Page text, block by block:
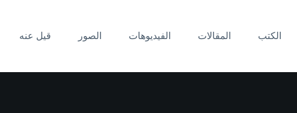
الكتب المقالات الفيديوهات الصور قيل عنه